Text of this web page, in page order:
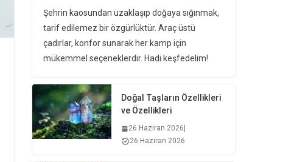
Şehrin kaosundan uzaklaşıp doğaya sığınmak,
tarif edilemez bir özgürlüktür. Araç üstü
çadırlar, konfor sunarak her kamp için
mükemmel seçeneklerdir. Hadi keşfedelim!
Doğal Taşların Özellikleri
ve Özellikleri
26 Haziran 2026
26 Haziran 2026